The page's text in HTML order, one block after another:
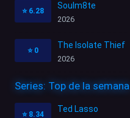
⭐ 6.28
Soulm8te
2026
⭐ 0
The Isolate Thief
2026
Series: Top de la semana
⭐ 8.34
Ted Lasso